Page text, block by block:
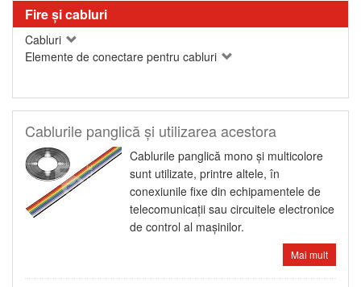
Fire şi cabluri
Cabluri
Elemente de conectare pentru cabluri
Cablurile panglică şi utilizarea acestora
Cablurile panglică mono şi multicolore
sunt utilizate, printre altele, în
conexiunile fixe din echipamentele de
telecomunicaţii sau circuitele electronice
de control al maşinilor.
Mai mult